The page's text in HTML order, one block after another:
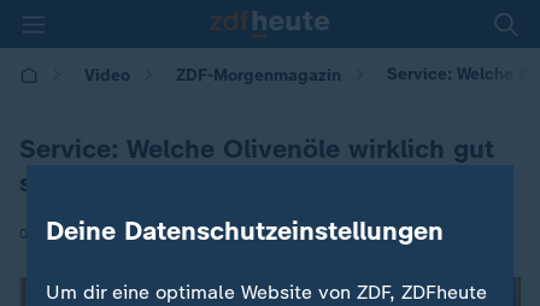
Video ZDF-Morgenmagazin Service: Welche
Service: Welche Olivenöle wirklich gut
sind
06.02.2026 | 05:30
Deine Datenschutzeinstellungen
Um dir eine optimale Website von ZDF, ZDFheute